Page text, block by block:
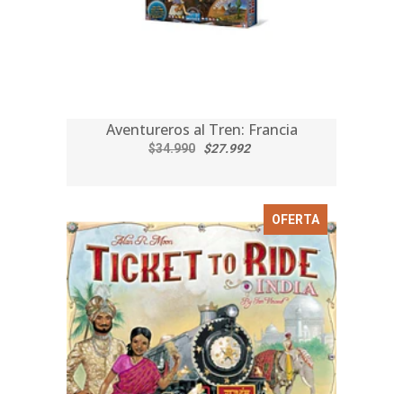
Aventureros al Tren: Francia
$34.990 $27.992
OFERTA